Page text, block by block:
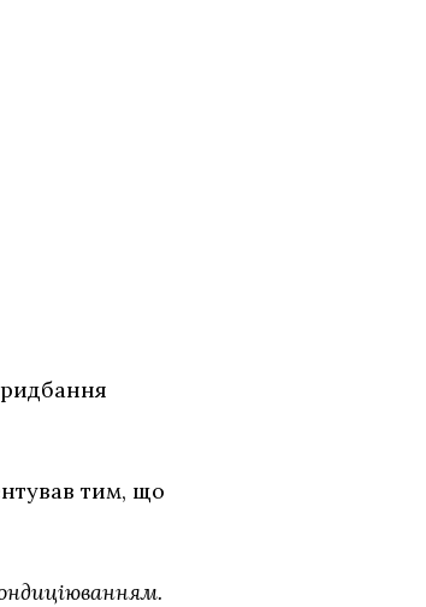
тим, що